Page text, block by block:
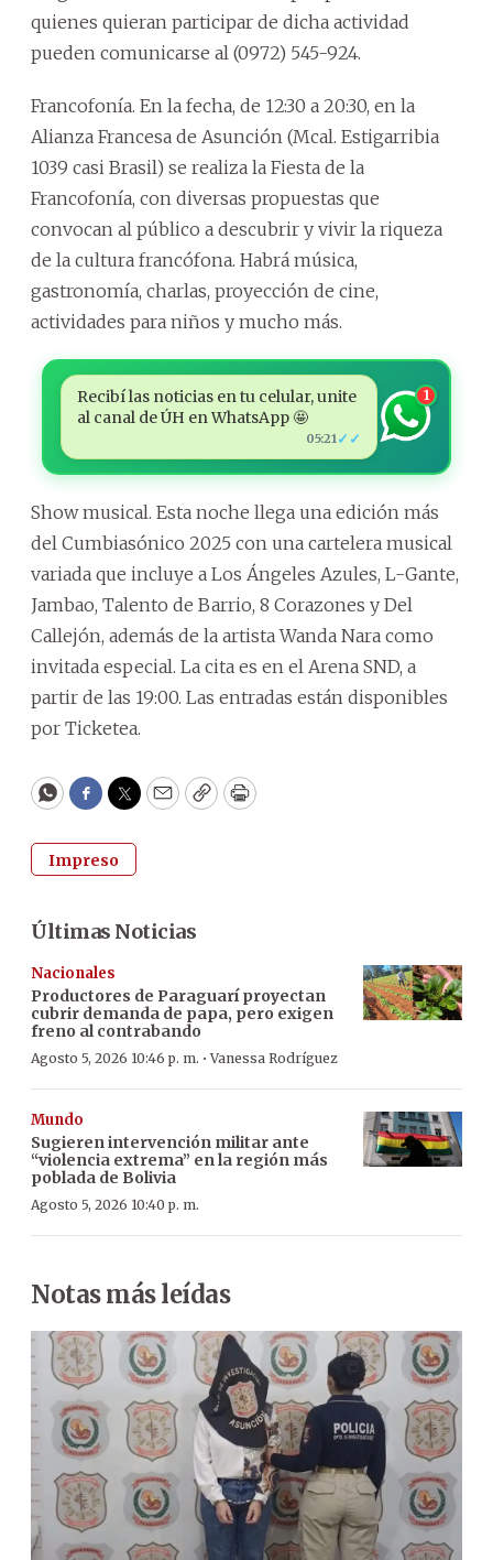
quienes quieran participar de dicha actividad
pueden comunicarse al (0972) 545-924.
Francofonía. En la fecha, de 12:30 a 20:30, en la
Alianza Francesa de Asunción (Mcal. Estigarribia
1039 casi Brasil) se realiza la Fiesta de la
Francofonía, con diversas propuestas que
convocan al público a descubrir y vivir la riqueza
de la cultura francófona. Habrá música,
gastronomía, charlas, proyección de cine,
actividades para niños y mucho más.
Recibí las noticias en tu celular, unite
al canal de ÚH en WhatsApp 🤩
05:21 ✓✓
1
Show musical. Esta noche llega una edición más
del Cumbiasónico 2025 con una cartelera musical
variada que incluye a Los Ángeles Azules, L-Gante,
Jambao, Talento de Barrio, 8 Corazones y Del
Callejón, además de la artista Wanda Nara como
invitada especial. La cita es en el Arena SND, a
partir de las 19:00. Las entradas están disponibles
por Ticketea.
WhatsApp
Facebook
Twitter
EmailCopyPrint
Impreso
Últimas Noticias
Nacionales
Productores de Paraguarí proyectan
cubrir demanda de papa, pero exigen
freno al contrabando
Agosto 5, 2026 10:46 p. m. ·Vanessa Rodríguez
Mundo
Sugieren intervención militar ante
“violencia extrema” en la región más
poblada de Bolivia
Agosto 5, 2026 10:40 p. m.
Notas más leídas